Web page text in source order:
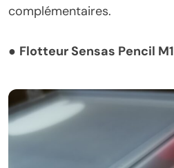
complémentaires.
● Flotteur Sensas Pencil M1